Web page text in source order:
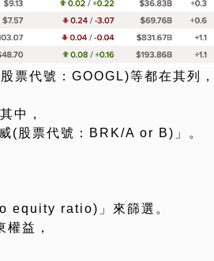
票代號：GOOGL)等都在其列，
中，
(股票代號：BRK/A or B)」。
equity ratio)」來篩選。
益，